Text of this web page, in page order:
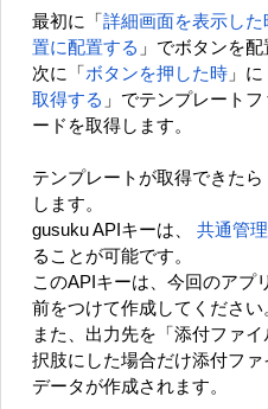
最初に「 詳細画面を表示した
置に配置する 」でボタンを配
次に「 ボタンを押した時 」に
取得する 」でテンプレート
ードを取得します。
テンプレートが取得できたら
します。
gusuku APIキーは、 共通管
ることが可能です。
このAPIキーは、今回のアプ
前をつけて作成してください
また、出力先を「添付ファ
択肢にした場合だけ添付フ
データが作成されます。